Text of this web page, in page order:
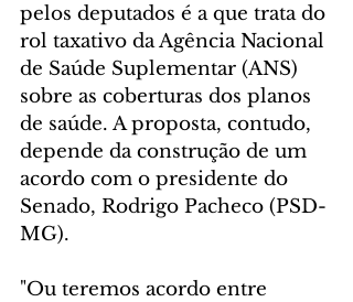
pelos deputados é a que trata do
rol taxativo da Agência Nacional
de Saúde Suplementar (ANS)
sobre as coberturas dos planos
de saúde. A proposta, contudo,
depende da construção de um
acordo com o presidente do
Senado, Rodrigo Pacheco (PSD-
MG).
"Ou teremos acordo entre